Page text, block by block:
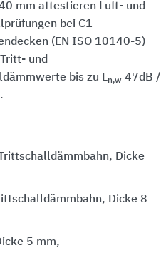
mm attestieren Luft- und
bei C1
(EN ISO 10140-5)
und
bis zu Ln,w 47dB /
Dicke
Dicke 8
5 mm,